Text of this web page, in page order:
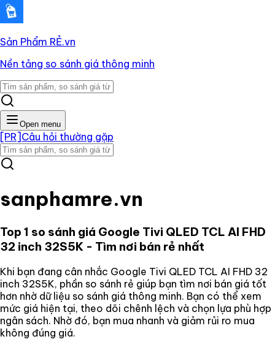
Sản Phẩm RẺ.vn
Nền tảng so sánh giá thông minh
Open menu
[PR] Câu hỏi thường gặp
sanphamre.vn
Top 1 so sánh giá Google Tivi QLED TCL AI FHD
32 inch 32S5K - Tìm nơi bán rẻ nhất
Khi bạn đang cân nhắc Google Tivi QLED TCL AI FHD 32
inch 32S5K, phần so sánh rẻ giúp bạn tìm nơi bán giá tốt
hơn nhờ dữ liệu so sánh giá thông minh. Bạn có thể xem
mức giá hiện tại, theo dõi chênh lệch và chọn lựa phù hợp
ngân sách. Nhờ đó, bạn mua nhanh và giảm rủi ro mua
không đúng giá.